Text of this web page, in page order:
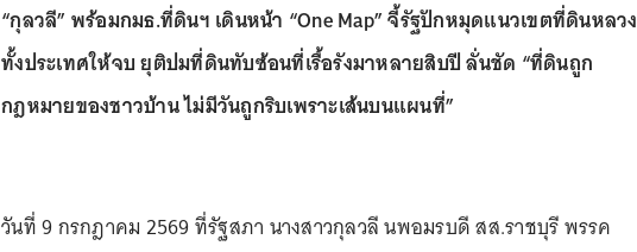
“กุลวลี” พร้อมกมธ.ที่ดินฯ เดินหน้า “One Map” จี้รัฐปักหมุดแนวเขตที่ดินหลวง
ทั้งประเทศให้จบ ยุติปมที่ดินทับซ้อนที่เรื้อรังมาหลายสิบปี ลั่นชัด “ที่ดินถูก
กฎหมายของชาวบ้าน ไม่มีวันถูกริบเพราะเส้นบนแผนที่”
วันที่ 9 กรกฎาคม 2569 ที่รัฐสภา นางสาวกุลวลี นพอมรบดี สส.ราชบุรี พรรค